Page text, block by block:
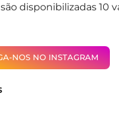
disponibilizadas 10
NOS NO INSTAGRAM